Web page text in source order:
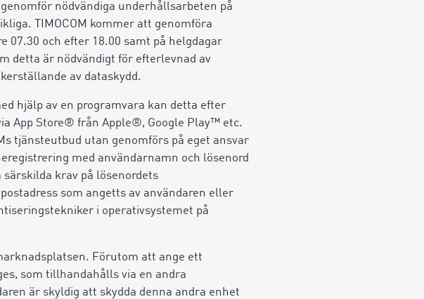
nödvändiga underhållsarbeten på
TIMOCOM kommer att genomföra
07.30 och efter 18.00 samt på helgdagar
detta är nödvändigt för efterlevnad av
av dataskydd.
hjälp av en programvara kan detta efter
App Store® från Apple®, Google Play™ etc.
tjänsteutbud utan genomförs på eget ansvar
med användarnamn och lösenord
krav på lösenordets
som angetts av användaren eller
i operativsystemet på
Förutom att ange ett
som tillhandahålls via en andra
är skyldig att skydda denna andra enhet